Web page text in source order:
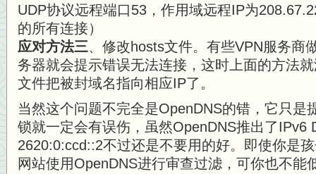
UDP协议远程端口53，作用域远程IP为
的所有连接）
应对方法三、修改hosts文件。有些VPN服务商
务器就会提示错误无法连接，这时上面的方法
文件把被封域名指向相应IP了。
当然这个问题不完全是OpenDNS的错，它只是
锁就一定会有误伤，虽然OpenDNS推出了IPv6
2620:0:ccd::2不过还是不要用的好。即使你是
网站使用OpenDNS进行审查过滤，可你也不能